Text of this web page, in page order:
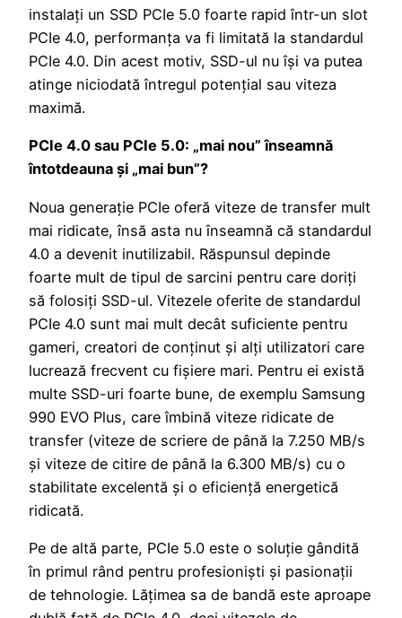
instalați un SSD PCIe 5.0 foarte rapid într-un slot
PCIe 4.0, performanța va fi limitată la standardul
PCIe 4.0. Din acest motiv, SSD-ul nu își va putea
atinge niciodată întregul potențial sau viteza
maximă.
PCIe 4.0 sau PCIe 5.0: „mai nou” înseamnă
întotdeauna și „mai bun”?
Noua generație PCIe oferă viteze de transfer mult
mai ridicate, însă asta nu înseamnă că standardul
4.0 a devenit inutilizabil. Răspunsul depinde
foarte mult de tipul de sarcini pentru care doriți
să folosiți SSD-ul. Vitezele oferite de standardul
PCIe 4.0 sunt mai mult decât suficiente pentru
gameri, creatori de conținut și alți utilizatori care
lucrează frecvent cu fișiere mari. Pentru ei există
multe SSD-uri foarte bune, de exemplu Samsung
990 EVO Plus, care îmbină viteze ridicate de
transfer (viteze de scriere de până la 7.250 MB/s
și viteze de citire de până la 6.300 MB/s) cu o
stabilitate excelentă și o eficiență energetică
ridicată.
Pe de altă parte, PCIe 5.0 este o soluție gândită
în primul rând pentru profesioniști și pasionații
de tehnologie. Lățimea sa de bandă este aproape